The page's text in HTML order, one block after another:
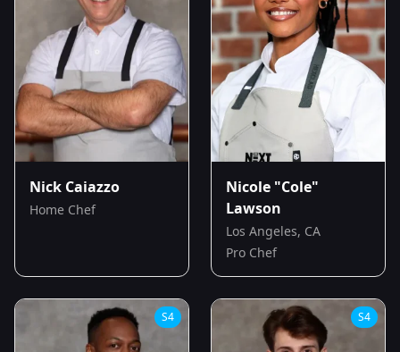
Nick Caiazzo
Home Chef
Nicole "Cole"
Lawson
Los Angeles, CA
Pro Chef
S4 S4